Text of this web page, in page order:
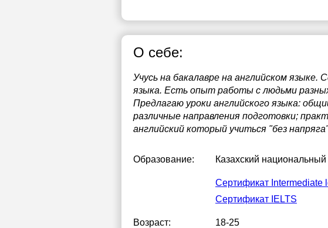
О себе:
Учусь на бакалавре на английском языке.
языка. Есть опыт работы с людьми
Предлагаю уроки английского языка:
различные направления подготовки;
английский который учиться "без
Образование: Казахский
Сертификат Intermediate
Сертификат IELTS
Возраст: 18-25